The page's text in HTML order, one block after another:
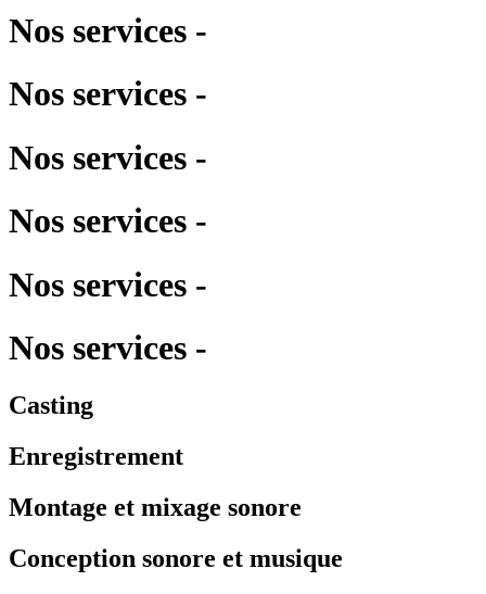
Nos services -
Nos services -
Nos services -
Nos services -
Nos services -
Nos services -
Casting
Enregistrement
Montage et mixage sonore
Conception sonore et musique